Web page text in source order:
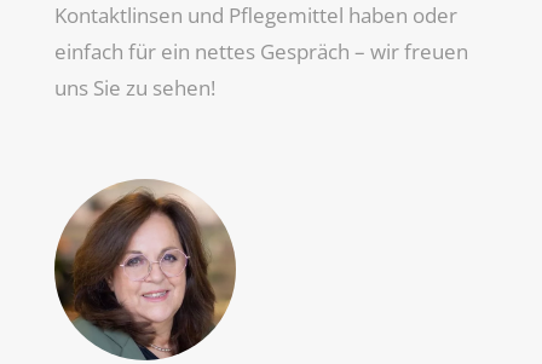
Kontaktlinsen und Pflegemittel haben oder
einfach für ein nettes Gespräch – wir freuen
uns Sie zu sehen!